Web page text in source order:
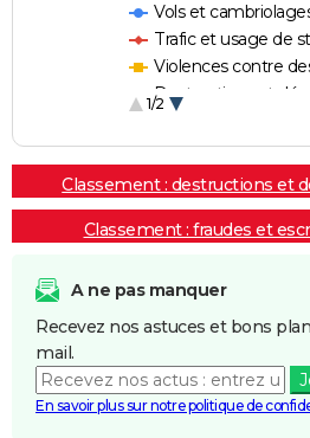
Vols et
Trafic et usage de
Violences contre
Destructions et
1/2
Classement : destructions et
Classement : fraudes et
A ne pas manquer
Recevez nos astuces et bons
mail.
En savoir plus sur notre politique de